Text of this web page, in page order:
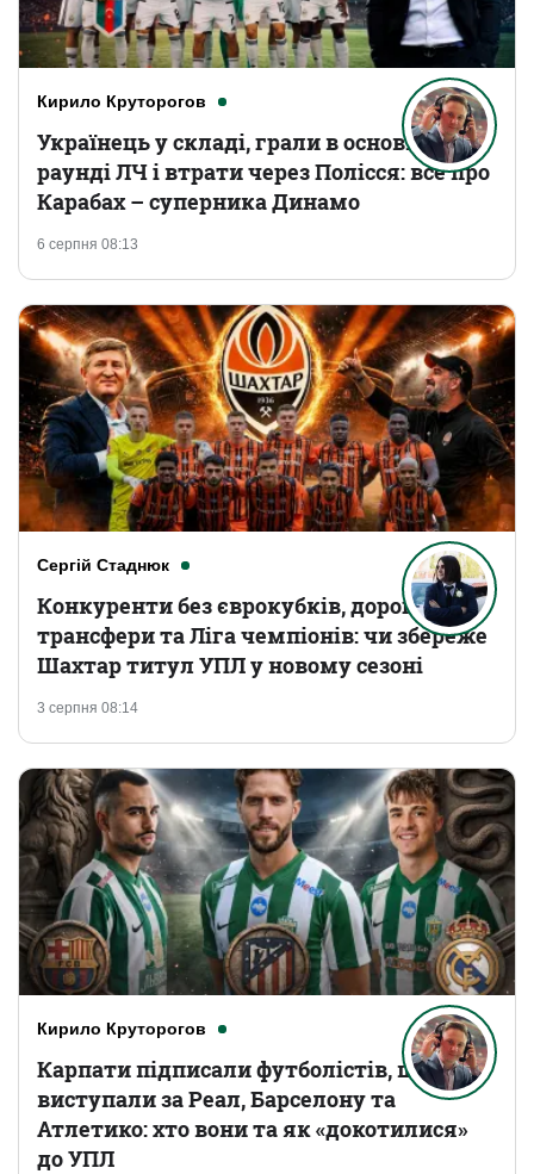
Кирило Круторогов
6 серпня 08:13
Українець у складі, грали в основному
раунді ЛЧ і втрати через Полісся: все про
Карабах – суперника Динамо
Сергій Стаднюк
3 серпня 08:14
Конкуренти без єврокубків, дорогі
трансфери та Ліга чемпіонів: чи збереже
Шахтар титул УПЛ у новому сезоні
Кирило Круторогов
Карпати підписали футболістів, що
виступали за Реал, Барселону та
Атлетико: хто вони та як «докотилися»
до УПЛ